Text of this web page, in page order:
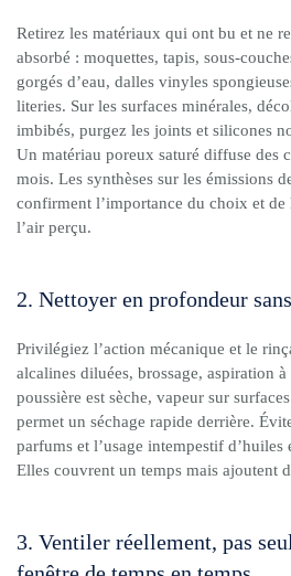
Retirez les matériaux qui ont bu et ne
absorbé : moquettes, tapis, sous-
gorgés d’eau, dalles vinyles
literies. Sur les surfaces minérales,
imbibés, purgez les joints et silicones
Un matériau poreux saturé diffuse des
mois. Les synthèses sur les émissions
confirment l’importance du choix et de
l’air perçu.
2. Nettoyer en profondeur
Privilégiez l’action mécanique et le
alcalines diluées, brossage, aspiration
poussière est sèche, vapeur sur
permet un séchage rapide derrière.
parfums et l’usage intempestif d’huiles
Elles couvrent un temps mais ajoutent
3. Ventiler réellement, pas